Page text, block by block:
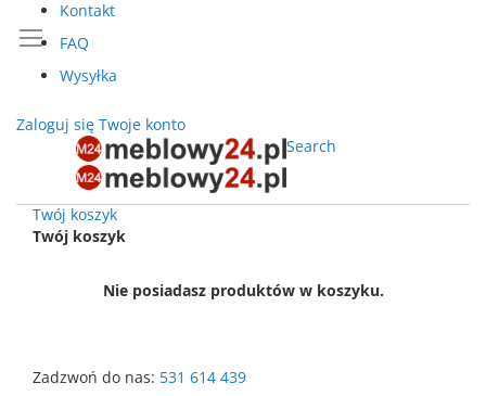
Kontakt
FAQ
Wysyłka
Zaloguj się Twoje konto
Search
Twój koszyk
Twój koszyk
Nie posiadasz produktów w koszyku.
Zadzwoń do nas: 531 614 439